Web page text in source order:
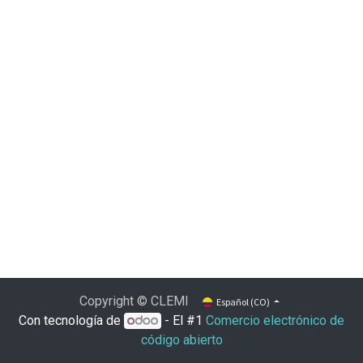
Copyright © CLEMI Español (CO)
Con tecnología de - El #1Comercio electrónico de
código abierto